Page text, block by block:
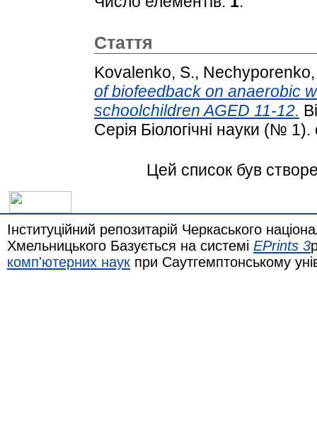
Стаття
Kovalenko, S.,
of biofeedback on anaerobic
schoolchildren AGED 11-12.
Серія Біологічні науки (№
Цей список був
Інституційний репозитарій Черкаського
Хмельницького Базується на системі EPrints 3
комп'ютерних наук при Саутгемптонському